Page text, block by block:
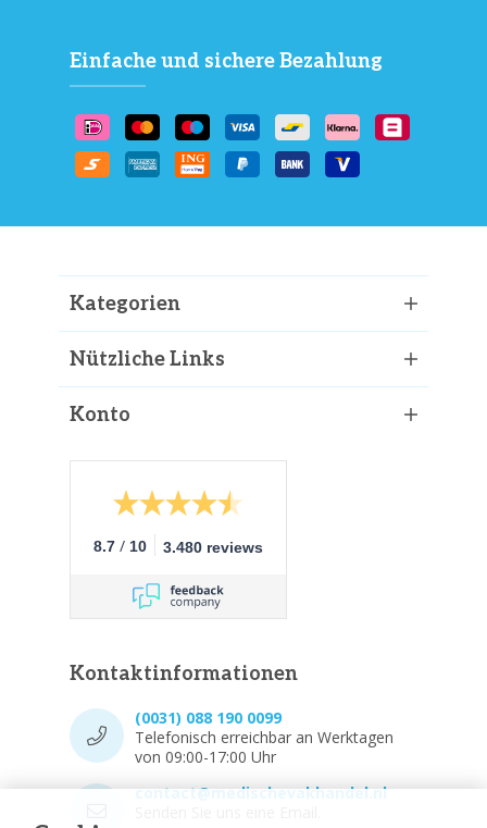
Einfache und sichere Bezahlung
Kategorien
Nützliche Links
Konto
8.7 / 10 3.480 reviews
Kontaktinformationen
(0031) 088 190 0099
Telefonisch erreichbar an Werktagen
von 09:00-17:00 Uhr
contact@medischevakhandel.nl